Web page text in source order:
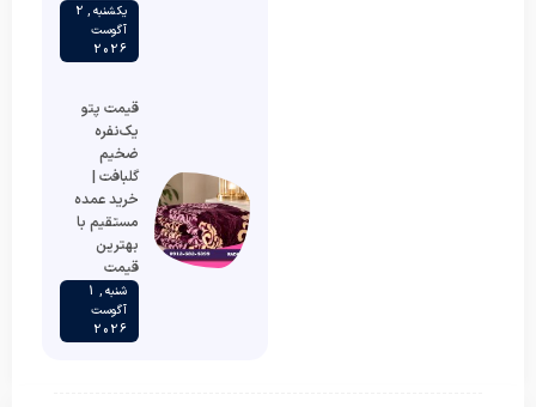
یکشنبه , 2
آگوست
2026
قیمت پتو
یک‌نفره
ضخیم
گلبافت |
خرید عمده
مستقیم با
بهترین
قیمت
شنبه , 1
آگوست
2026